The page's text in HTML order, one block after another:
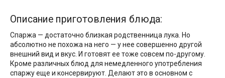
Описание приготовления блюда:
Спаржа — достаточно близкая родственница лука. Но
абсолютно не похожа на него — у нее совершенно другой
внешний вид и вкус. И готовят ее тоже совсем по-другому.
Кроме различных блюд для немедленного употребления
спаржу еще и консервируют. Делают это в основном с